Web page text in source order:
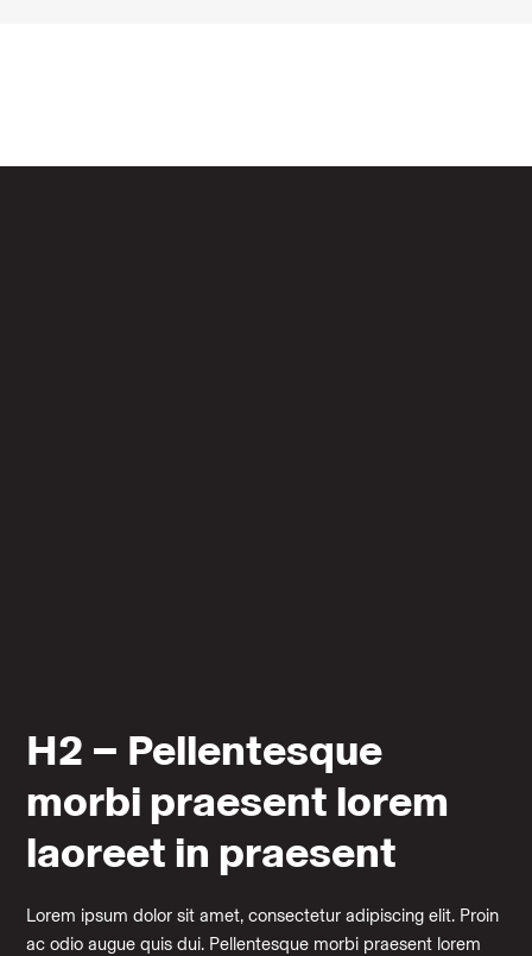
H2 – Pellentesque
morbi praesent lorem
laoreet in praesent
Lorem ipsum dolor sit amet, consectetur adipiscing elit. Proin
ac odio augue quis dui. Pellentesque morbi praesent lorem